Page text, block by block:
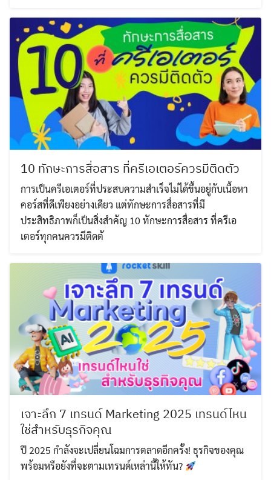
Search
for:
Search
10 ทักษะการสื่อสาร ที่ครีเอเตอร์ควรมีติดตัว
การเป็นครีเอเตอร์ที่ประสบความสำเร็จไม่ได้ขึ้นอยู่กับเนื้อหา
คอร์สที่ดีเพียงอย่างเดียว แต่ทักษะการสื่อสารที่มี
ประสิทธิภาพก็เป็นสิ่งสำคัญ 10 ทักษะการสื่อสาร ที่ครีเอ
เตอร์ทุกคนควรมีติดตั
เจาะลึก 7 เทรนด์ Marketing 2025 เทรนด์ไหน
ใช่สำหรับธุรกิจคุณ
ปี 2025 กำลังจะเปลี่ยนโฉมการตลาดอีกครั้ง! ธุรกิจของคุณ
พร้อมหรือยังที่จะตามเทรนด์เหล่านี้ให้ทัน?